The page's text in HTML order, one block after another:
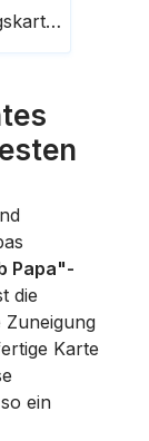
Geburtstagskarte für Oma
Papa"-
die
Karte
ein